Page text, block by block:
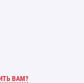
ВАМ?